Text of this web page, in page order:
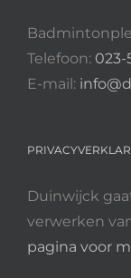
Telefoon: 023-
E-mail:
Duinwijck
verwerken
pagina voor